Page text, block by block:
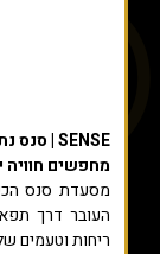
SENSE | סנס נתניה
מחפשים חוויה
מסעדת סנס
העובר דרך
ריחות וטעמים